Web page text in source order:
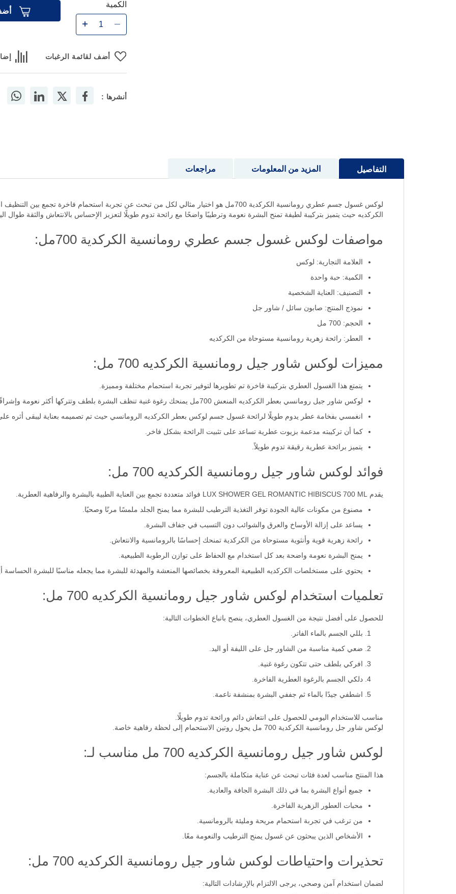
الكمية
أضف لقائمة الرغبات
أنشرها :
التفاصيل
لوكس غسول جسم عطري رومانسية الكركدية 700مل هو اختيار مثالي لكل من تبحث عن تجربة استحمام فاخرة
الكركديه حيث يتميز بتركيبة لطيفة تمنح البشرة نعومة وترطيبًا واضحًا مع رائحة تدوم طويلًا لتعزيز الإحساس بالانتعاش والثقة طوال
مواصفات لوكس غسول جسم عطري رومانسية الكركدية 700مل:
العلامة التجارية: لوكس
الكمية: حبة واحدة
التصنيف: العناية الشخصية
نموذج المنتج: صابون سائل / شاور جل
الحجم: 700 مل
العطر: رائحة زهرية رومانسية مستوحاة من الكركديه
مميزات لوكس شاور جيل رومانسية الكركديه 700 مل:
يتمتع هذا الغسول العطري بتركيبة فاخرة تم تطويرها لتوفير تجربة استحمام مختلفة ومميزة.
لوكس شاور جيل رومانسي بعطر الكركديه المنعش 700مل يمنحك رغوة غنية تنظف البشرة بلطف وتتركها أكثر نعومة وإشراقًا.
انغمسي بفخامة عطر يدوم طويلًا لرائحة غسول جسم لوكس بعطر الكركديه الرومانسي حيث تم تصميمه بعناية ليبقى أثره
كما أن تركيبته مدعمة بزيوت عطرية تساعد على تثبيت الرائحة بشكل فاخر.
يتميز برائحة عطرية رقيقة تدوم طويلاً.
فوائد لوكس شاور جيل رومانسية الكركديه 700 مل:
يقدم LUX SHOWER GEL ROMANTIC HIBISCUS 700 ML فوائد متعددة تجمع بين العناية الطبية بالبشرة والرفاهية العطرية.
مصنوع من مكونات عالية الجودة توفر التغذية الترطيب للبشرة مما يمنح الجلد ملمسًا مرنًا وصحيًا.
يساعد على إزالة الأوساخ والعرق والشوائب دون التسبب في جفاف البشرة.
رائحة زهرية قوية وأنثوية مستوحاة من الكركدية تمنحك إحساسًا بالرومانسية والانتعاش.
يمنح البشرة نعومة واضحة بعد كل استخدام مع الحفاظ على توازن الرطوبة الطبيعية.
يحتوي على مستخلصات الكركديه الطبيعية المعروفة بخصائصها المنعشة والمهدئة للبشرة مما يجعله مناسبًا للبشرة الحساسة
تعلميات استخدام لوكس شاور جيل رومانسية الكركديه 700 مل:
للحصول على أفضل نتيجة من الغسول العطري، ينصح باتباع الخطوات التالية:
بللي الجسم بالماء الفاتر.
ضعي كمية مناسبة من الشاور جل على الليفة أو اليد.
افركي بلطف حتى تتكون رغوة غنية.
دلكي الجسم بالرغوة العطرية الفاخرة.
اشطفي جيدًا بالماء ثم جففي البشرة بمنشفة ناعمة.
مناسب للاستخدام اليومي للحصول على انتعاش دائم ورائحة تدوم طويلًا.
لوكس شاور جل رومانسية الكركدية 700 مل يحول روتين الاستحمام إلى لحظة رفاهية خاصة.
لوكس شاور جيل رومانسية الكركديه 700 مل مناسب لـ:
هذا المنتج مناسب لعدة فئات تبحث عن عناية متكاملة بالجسم:
جميع أنواع البشرة بما في ذلك البشرة الجافة والعادية.
محبات العطور الزهرية الفاخرة.
من ترغب في تجربة استحمام مريحة ومليئة بالرومانسية.
الأشخاص الذين يبحثون عن غسول يمنح الترطيب والنعومة معًا.
تحذيرات واحتياطات لوكس شاور جيل رومانسية الكركديه 700 مل:
لضمان استخدام آمن وصحي، يرجى الالتزام بالإرشادات التالية:
المزيد من المعلومات مراجعات